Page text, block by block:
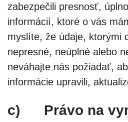
zabezpečili presnosť,
informácií, ktoré o vás
myslíte, že údaje, ktorými
nepresné, neúplné alebo
neváhajte nás požiadať,
informácie upravili,
c) Právo na